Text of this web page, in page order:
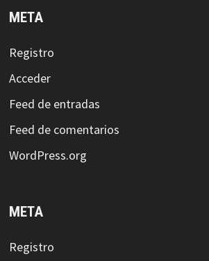
META
Registro
Acceder
Feed de entradas
Feed de comentarios
WordPress.org
META
Registro